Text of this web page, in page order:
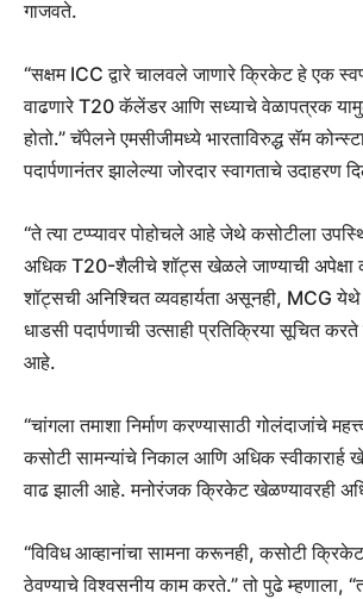
गाजवते.
“सक्षम ICC द्वारे चालवले जाणारे क्रिकेट हे एक
वाढणारे T20 कॅलेंडर आणि सध्याचे वेळापत्रक
होतो.” चॅपेलने एमसीजीमध्ये भारताविरुद्ध सॅम
पदार्पणानंतर झालेल्या जोरदार स्वागताचे उदाहरण
“ते त्या टप्प्यावर पोहोचले आहे जेथे कसोटीला
अधिक T20-शैलीचे शॉट्स खेळले जाण्याची अपेक्षा
शॉट्सची अनिश्चित व्यवहार्यता असूनही, MCG
धाडसी पदार्पणाची उत्साही प्रतिक्रिया सूचित
आहे.
“चांगला तमाशा निर्माण करण्यासाठी गोलंदाजांचे
कसोटी सामन्यांचे निकाल आणि अधिक स्वीकारार्ह
वाढ झाली आहे. मनोरंजक क्रिकेट खेळण्यावरही
“विविध आव्हानांचा सामना करूनही, कसोटी
ठेवण्याचे विश्वसनीय काम करते.” तो पुढे म्हणाला,